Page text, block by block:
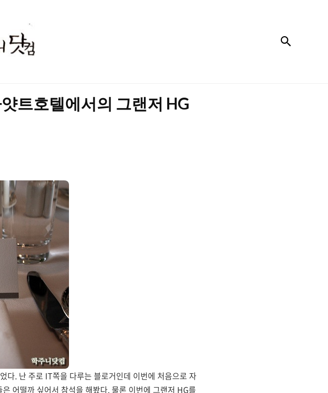
트호텔에서의 그랜저 HG
다. 난 주로 IT쪽을 다루는 블로거인데 이번에 처음으로 자
어떨까 싶어서 참석을 해봤다. 물론 이번에 그랜저 HG를